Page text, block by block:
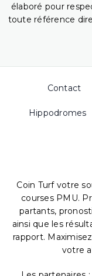
élaboré pour
toute référence
Contact
Hippodromes
Coin Turf votre
courses PMU.
partants,
ainsi que les
rapport.
votre